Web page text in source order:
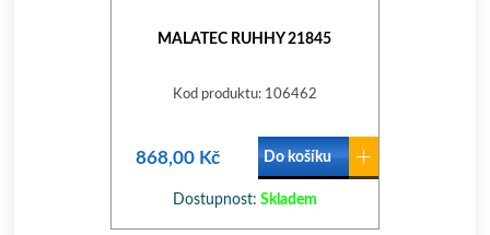
MALATEC RUHHY 21845
Kod produktu: 106462
868,00 Kč Do košíku
Dostupnost: Skladem